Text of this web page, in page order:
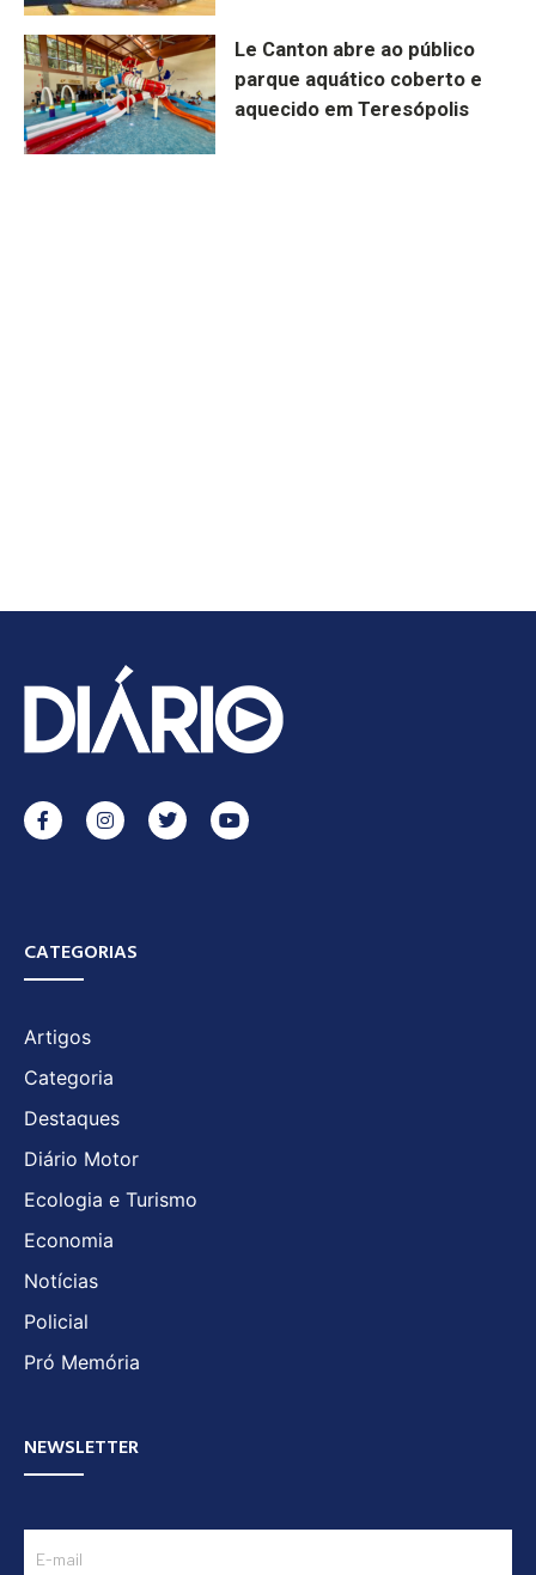
Le Canton abre ao público
parque aquático coberto e
aquecido em Teresópolis
CATEGORIAS
Artigos
Categoria
Destaques
Diário Motor
Ecologia e Turismo
Economia
Notícias
Policial
Pró Memória
NEWSLETTER